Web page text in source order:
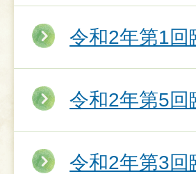
令和2年第1回
令和2年第5回
令和2年第3回